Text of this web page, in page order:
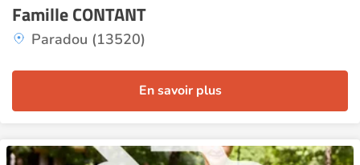
Famille CONTANT
Paradou (13520)
En savoir plus